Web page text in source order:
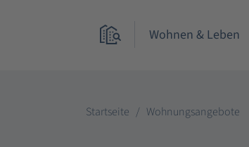
Wohnen & Leben
Startseite Wohnungsangebote